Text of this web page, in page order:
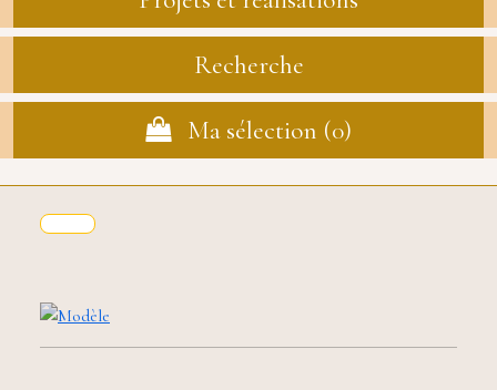
Recherche
Ma sélection (0)